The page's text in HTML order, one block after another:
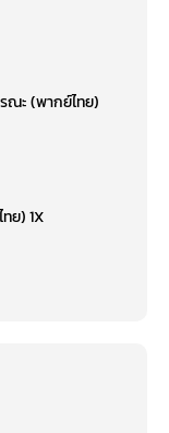
ณะ (พากย์ไทย)
ย) 1X